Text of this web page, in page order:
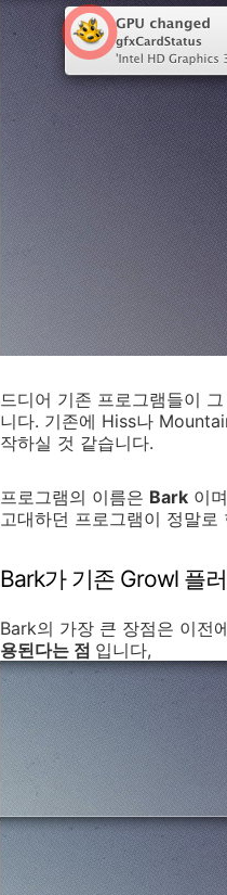
드디어 기존 프로그램들이
니다. 기존에 Hiss나
작하실 것 같습니다.
프로그램의 이름은 Bark 이
고대하던 프로그램이 정말로
Bark가 기존 Growl 플
Bark의 가장 큰 장점은 이전
용된다는 점 입니다,